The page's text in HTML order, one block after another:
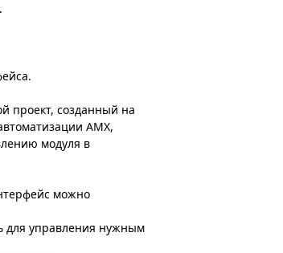
проект, созданный на
AMX,
модуля в
можно
для управления нужным